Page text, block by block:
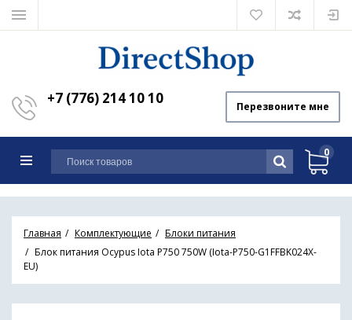
+7 (776) 214 10 10 Перезвоните мне
0
Главная Комплектующие
Блоки питания
Блок питания Ocypus Iota P750 750W (Iota-P750-G1FFBK024X-
EU)